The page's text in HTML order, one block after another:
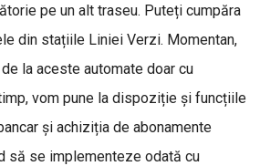
pe un alt traseu. Puteți cumpăra
din stațiile Liniei Verzi. Momentan,
la aceste automate doar cu
vom pune la dispoziție și funcțiile
și achiziția de abonamente
să se implementeze odată cu